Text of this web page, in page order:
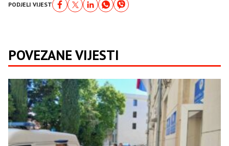
PODJELI VIJEST
POVEZANE VIJESTI